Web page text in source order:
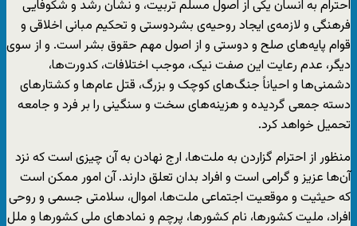
احترام به انسان یکی از اصول مسلم تربیت، و نشان رشد و شکوفایی
فرهنگی و لازمه‌ی ایجاد روحیه‌ی بشردوستی و تحکیم مبانی اخلاقی و
قوام پایه‌های صلح و دوستی و از اصول مهم حقوق بشر است. و از سوی
دیگر، عدم رعایت این صفت نیک، موجب اختلافات، کدورت‌ها،
دشمنی‌ها و احیاناً جنگ‌های کوچک و بزرگ، قتل عام‌ها و کشتارهای
دسته جمعی گردیده و هزینه‌های سخت و سنگینی را بر فرد و جامعه
تحمیل خواهد کرد.
منظور از احترام گزاردن به ملت‌ها، ارج نهادن به آن چیزی است که نزد
آن‌ها عزیز و گرامی است و افراد بدان تعلق دارند. آن امور ممکن است
که حیثیت و موقعیت اجتماعی ملت‌ها، اموال، سلامتی جسمی و روحی
افراد، ملیت کشورها، نام کشورها، پرچم و نمادهای ملی کشورها و ملل